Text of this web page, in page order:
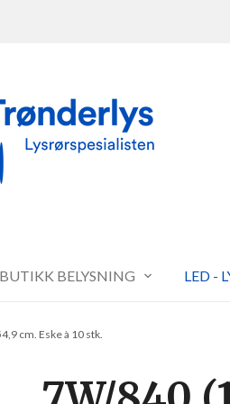
BELYSNING LED -
cm. Eske à 10 stk.